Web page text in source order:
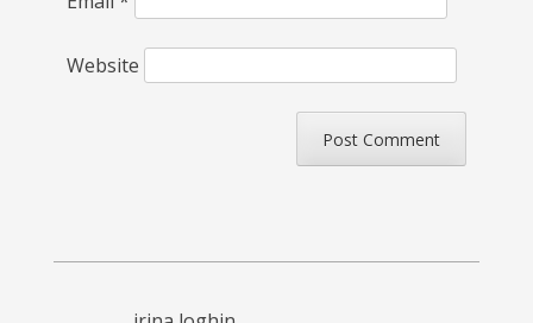
Website